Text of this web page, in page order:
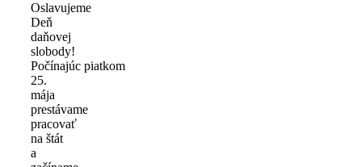
Oslavujeme
Deň
daňovej
slobody!
Počínajúc piatkom
25.
mája
prestávame
pracovať
na štát
a